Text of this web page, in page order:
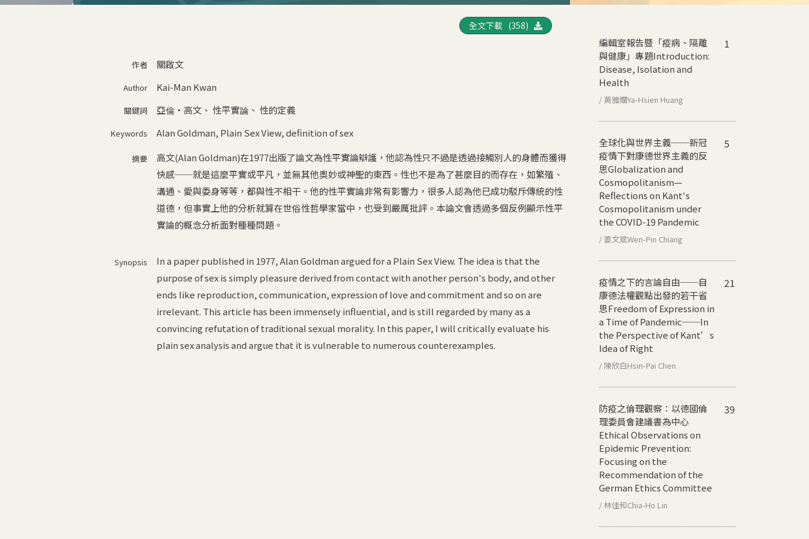
作者 關啟文
Author Kai-Man Kwan
關鍵詞 亞倫‧高文、 性平實論、 性的定義
Keywords Alan Goldman, Plain Sex View,definition of sex
摘要
高文(Alan Goldman)在1977出版了論文為性平實論辯護，他認為性只不過是透過接觸別人的身體而獲得
快感──就是這麼平實或平凡，並無其他奧妙或神聖的東西。性也不是為了甚麼目的而存在，如繁殖、
溝通、愛與委身等等，都與性不相干。他的性平實論非常有影響力，很多人認為他已成功駁斥傳統的性
道德，但事實上他的分析就算在世俗性哲學家當中，也受到嚴厲批評。本論文會透過多個反例顯示性平
實論的概念分析面對種種問題。
Synopsis
In a paper published in 1977, Alan Goldman argued for a Plain Sex View. The idea is that the
purpose of sex is simply pleasure derived from contact with another person's body, and other
ends like reproduction, communication, expression of love and commitment and so on are
irrelevant. This article has been immensely influential, and is still regarded by many as a
convincing refutation of traditional sexual morality. In this paper, I will critically evaluate his
plain sex analysis and argue that it is vulnerable to numerous counterexamples.
編輯室報告暨「疫病、隔離
與健康」專題Introduction:
Disease, Isolation and
Health
/ 黃雅嫺Ya-Hsien Huang
1
全球化與世界主義──新冠
疫情下對康德世界主義的反
思Globalization and
Cosmopolitanism—
Reflections on Kant's
Cosmopolitanism under
the COVID-19 Pandemic
/ 姜文斌Wen-Pin Chiang
5
疫情之下的言論自由──自
康德法權觀點出發的若干省
思Freedom of Expression in
a Time of Pandemic──In
the Perspective of Kant’s
Idea of Right
/ 陳欣白Hsin-Pai Chen
21
防疫之倫理觀察：以德國倫
理委員會建議書為中心
Ethical Observations on
Epidemic Prevention:
Focusing on the
Recommendation of the
German Ethics Committee
/ 林佳和Chia-Ho Lin
39